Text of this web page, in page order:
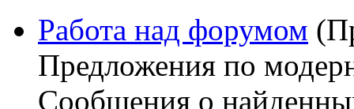
Работа над форумом
Предложения по
Сообщения о